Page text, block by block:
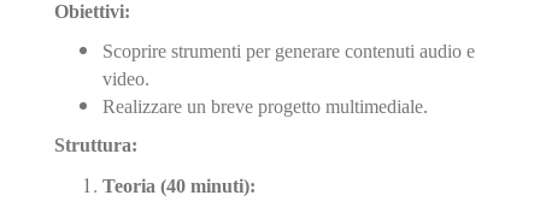
Obiettivi:
Scoprire strumenti per generare contenuti audio e
video.
Realizzare un breve progetto multimediale.
Struttura:
Teoria (40 minuti):